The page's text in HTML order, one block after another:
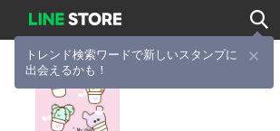
トレンド検索ワードで新しいスタンプに
出会えるかも！